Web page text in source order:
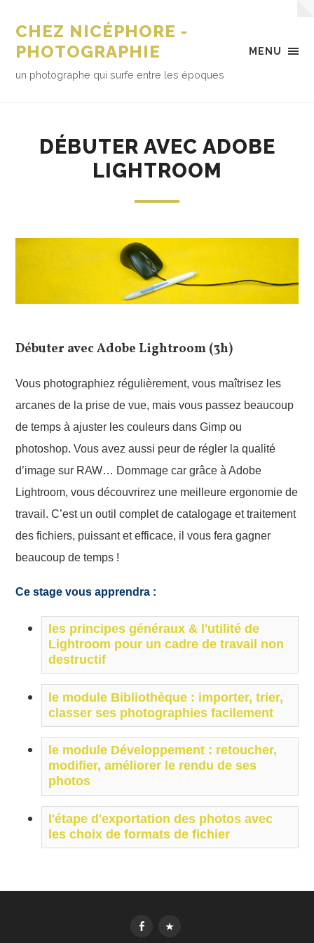
MENU
CHEZ NICÉPHORE -
PHOTOGRAPHIE
un photographe qui surfe entre les époques
DÉBUTER AVEC ADOBE
LIGHTROOM
Débuter avec Adobe Lightroom (3h)
Vous photographiez régulièrement, vous maîtrisez les
arcanes de la prise de vue, mais vous passez beaucoup
de temps à ajuster les couleurs dans Gimp ou
photoshop. Vous avez aussi peur de régler la qualité
d’image sur RAW… Dommage car grâce à Adobe
Lightroom, vous découvrirez une meilleure ergonomie de
travail. C’est un outil complet de catalogage et traitement
des fichiers, puissant et efficace, il vous fera gagner
beaucoup de temps !
Ce stage vous apprendra :
les principes généraux & l'utilité de
Lightroom pour un cadre de travail non
destructif
le module Bibliothèque : importer, trier,
classer ses photographies facilement
le module Développement : retoucher,
modifier, améliorer le rendu de ses
photos
l'étape d'exportation des photos avec
les choix de formats de fichier
FbK MesImages